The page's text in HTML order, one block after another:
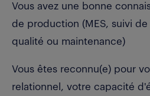
Vous avez une bonne
de production (MES, suivi
qualité ou maintenance)
Vous êtes reconnu(e) pour
relationnel, votre capacité